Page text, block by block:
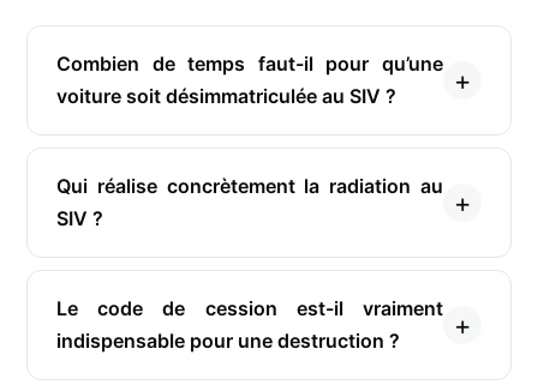
Combien de temps faut-il pour qu’une
voiture soit désimmatriculée au SIV ?
Qui réalise concrètement la radiation au
SIV ?
Le code de cession est-il vraiment
indispensable pour une destruction ?